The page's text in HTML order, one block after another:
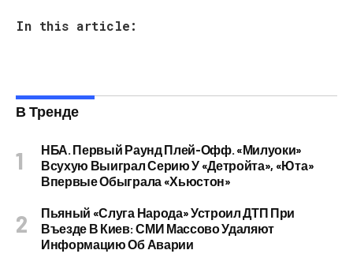
In this article:
В Тренде
НБА. Первый Раунд Плей-Офф. «Милуоки»
Всухую Выиграл Серию У «Детройта», «Юта»
Впервые Обыграла «Хьюстон»
Пьяный «слуга Народа» Устроил ДТП При
Въезде В Киев: СМИ Массово Удаляют
Информацию Об Аварии